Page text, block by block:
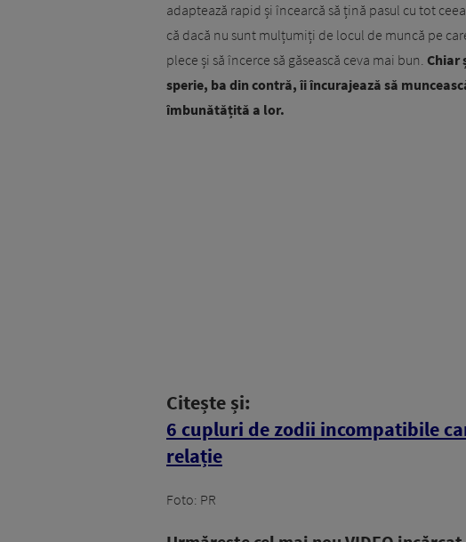
adaptează rapid și încearcă să țină pasul cu tot
că dacă nu sunt mulțumiți de locul de muncă pe
plece și să încerce să găsească ceva mai bun. Chiar
sperie, ba din contră, îi încurajează să
îmbunătățită a lor.
Citește și:
6 cupluri de zodii incompatibile
relație
Foto: PR